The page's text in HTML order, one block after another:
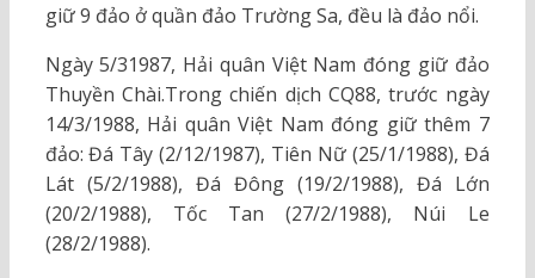
giữ 9 đảo ở quần đảo Trường Sa, đều là đảo nổi.
Ngày 5/31987, Hải quân Việt Nam đóng giữ đảo
Thuyền Chài.Trong chiến dịch CQ88, trước ngày
14/3/1988, Hải quân Việt Nam đóng giữ thêm 7
đảo: Đá Tây (2/12/1987), Tiên Nữ (25/1/1988), Đá
Lát (5/2/1988), Đá Đông (19/2/1988), Đá Lớn
(20/2/1988), Tốc Tan (27/2/1988), Núi Le
(28/2/1988).